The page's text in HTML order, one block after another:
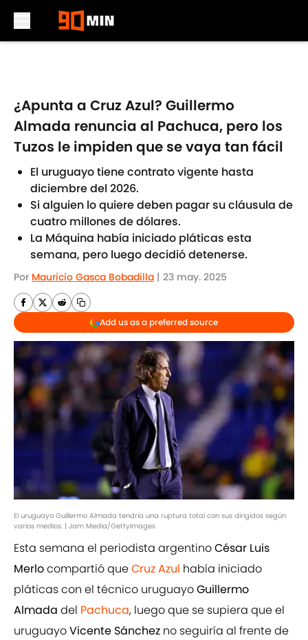
¿Apunta a Cruz Azul? Guillermo
Almada renuncia al Pachuca, pero los
Tuzos le impiden que se vaya tan fácil
El uruguayo tiene contrato vigente hasta
diciembre del 2026.
Si alguien lo quiere deben pagar su cláusula de
cuatro millones de dólares.
La Máquina había iniciado pláticas esta
semana, pero luego decidió detenerse.
Por Mauricio Gasca Bobadilla | 23 may. 2025
Add us as a preferred source
El uruguayo Guillermo Almada tendría una ruptura total con sus dirigidos según
varios medios. | Jam Media/GettyImages
Esta semana el periodista argentinoCésar Luis
Merlocompartió queCruz Azul había iniciado
pláticas con el técnico uruguayoGuillermo
Almada del Pachuca, luego que se supiera que el
uruguayoVicente Sánchez no seguiría al frente de